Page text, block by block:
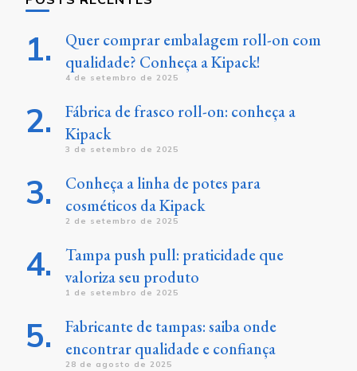
Quer comprar embalagem roll-on com
qualidade? Conheça a Kipack!
4 de setembro de 2025
Fábrica de frasco roll-on: conheça a
Kipack
3 de setembro de 2025
Conheça a linha de potes para
cosméticos da Kipack
2 de setembro de 2025
Tampa push pull: praticidade que
valoriza seu produto
1 de setembro de 2025
Fabricante de tampas: saiba onde
encontrar qualidade e confiança
28 de agosto de 2025